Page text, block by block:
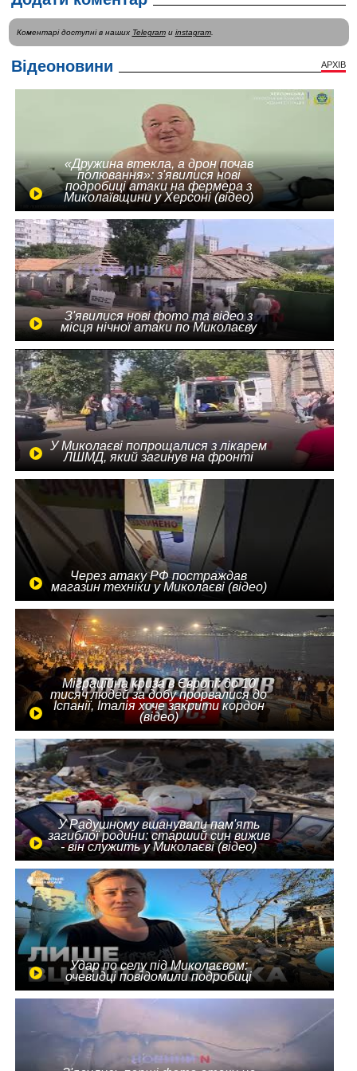
Коментарі доступні в наших Telegramи instagram.
Відеоновини АРХІВ
«Дружина втекла, а дрон почав
полювання»: з'явилися нові
подробиці атаки на фермера з
Миколаївщини у Херсоні (відео)
З'явилися нові фото та відео з
місця нічної атаки по Миколаєву
У Миколаєві попрощалися з лікарем
ЛШМД, який загинув на фронті
Через атаку РФ постраждав
магазин техніки у Миколаєві (відео)
Міграційна криза в Європі: до 10
тисяч людей за добу прорвалися до
Іспанії, Італія хоче закрити кордон
(відео)
У Радушному вшанували пам'ять
загиблої родини: старший син вижив
- він служить у Миколаєві (відео)
Удар по селу під Миколаєвом:
очевидці повідомили подробиці